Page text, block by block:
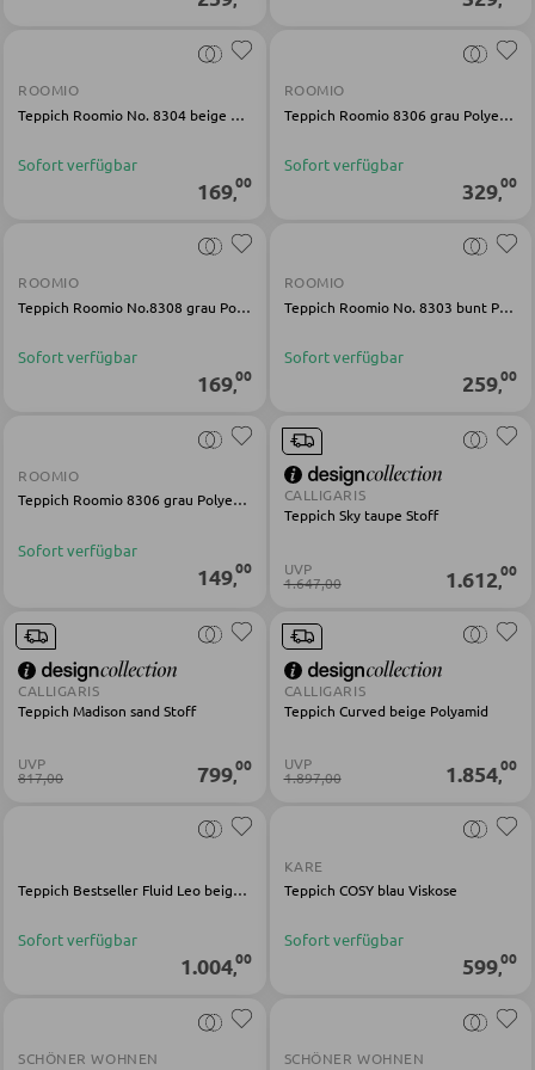
WOHNWÄNDE
Anbauwände
TV-MÖBEL
WOHNZIMMERTISCHE
SESSEL
Relaxsessel
Ohrensessel
Fernsehsessel
Barhocker
Poufs
Außenleuchten
LEUCHTENSERIEN
ROOMIO
Teppich Roomio No. 8304 beige Polypropylen
Sofort verfügbar
169,00
ROOMIO
Teppich Roomio 8306 grau Polyester
Sofort verfügbar
329,00
ROOMIO
Teppich Roomio No.8308 grau Polypropylen
Sofort verfügbar
169,00
ROOMIO
Teppich Roomio No. 8303 bunt Polyester
Sofort verfügbar
259,00
ROOMIO
Teppich Roomio 8306 grau Polyester
Sofort verfügbar
149,00
CALLIGARIS
Teppich Sky taupe Stoff
UVP
1.647,00 1.612,00
CALLIGARIS
Teppich Madison sand Stoff
UVP
817,00 799,00
CALLIGARIS
Teppich Curved beige Polyamid
UVP
1.897,00 1.854,00
Teppich Bestseller Fluid Leo beige Viskose Polyacryl
Sofort verfügbar
1.004,00
KARE
Teppich COSY blau Viskose
Sofort verfügbar
599,00
SCHÖNER WOHNEN SCHÖNER WOHNEN